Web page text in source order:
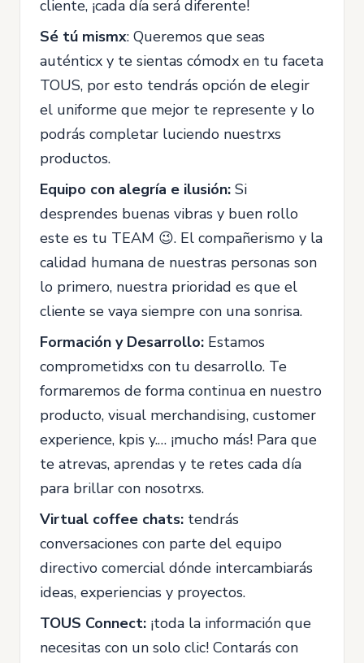
cliente, ¡cada día será diferente!
Sé tú mismx: Queremos que seas
auténticx y te sientas cómodx en tu faceta
TOUS, por esto tendrás opción de elegir
el uniforme que mejor te represente y lo
podrás completar luciendo nuestrxs
productos.
Equipo con alegría e ilusión: Si
desprendes buenas vibras y buen rollo
este es tu TEAM 😉. El compañerismo y la
calidad humana de nuestras personas son
lo primero, nuestra prioridad es que el
cliente se vaya siempre con una sonrisa.
Formación y Desarrollo: Estamos
comprometidxs con tu desarrollo. Te
formaremos de forma continua en nuestro
producto, visual merchandising, customer
experience, kpis y.… ¡mucho más! Para que
te atrevas, aprendas y te retes cada día
para brillar con nosotrxs.
Virtual coffee chats: tendrás
conversaciones con parte del equipo
directivo comercial dónde intercambiarás
ideas, experiencias y proyectos.
TOUS Connect: ¡toda la información que
necesitas con un solo clic! Contarás con